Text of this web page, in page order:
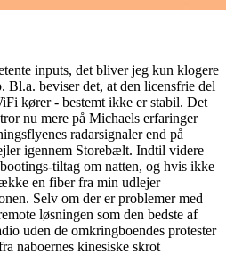
inputs, det bliver jeg kun klogere
beviser det, at den licensfrie del
kører - bestemt ikke er stabil. Det
nu mere på Michaels erfaringer
radarsignaler end på
igennem Storebælt. Indtil videre
tiltag om natten, og hvis ikke
en fiber fra min udlejer
Selv om der er problemer med
løsningen som den bedste af
uden de omkringboendes protester
naboernes kinesiske skrot